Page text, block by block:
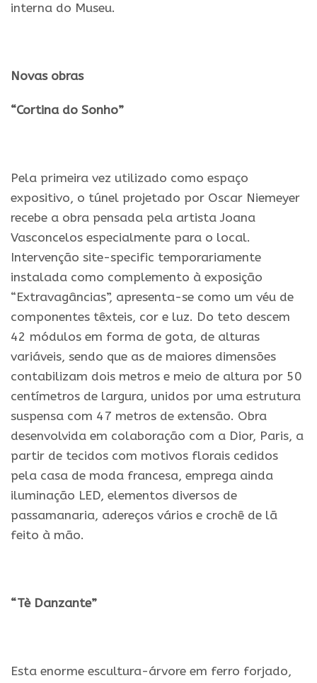
interna do Museu.
Novas obras
“Cortina do Sonho”
Pela primeira vez utilizado como espaço
expositivo, o túnel projetado por Oscar Niemeyer
recebe a obra pensada pela artista Joana
Vasconcelos especialmente para o local.
Intervenção site-specific temporariamente
instalada como complemento à exposição
“Extravagâncias”, apresenta-se como um véu de
componentes têxteis, cor e luz. Do teto descem
42 módulos em forma de gota, de alturas
variáveis, sendo que as de maiores dimensões
contabilizam dois metros e meio de altura por 50
centímetros de largura, unidos por uma estrutura
suspensa com 47 metros de extensão. Obra
desenvolvida em colaboração com a Dior, Paris, a
partir de tecidos com motivos florais cedidos
pela casa de moda francesa, emprega ainda
iluminação LED, elementos diversos de
passamanaria, adereços vários e crochê de lã
feito à mão.
“Tè Danzante”
Esta enorme escultura-árvore em ferro forjado,